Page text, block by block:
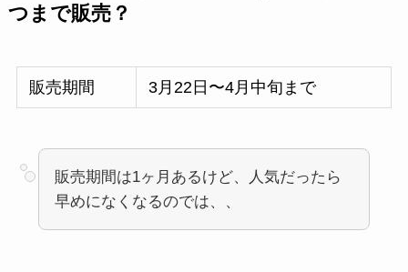
つまで販売？
販売期間 3月22日〜4月中旬まで
販売期間は1ヶ月あるけど、人気だったら
早めになくなるのでは、、